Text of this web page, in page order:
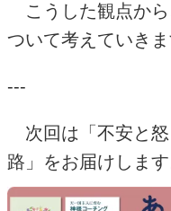
こうした観点から
ついて考えていきま
---
次回は「不安と怒
路」をお届けします